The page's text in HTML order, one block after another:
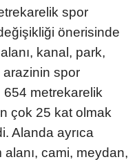
spor
önerisinde
kanal, park,
spor
654 metrekarelik
çok 25 kat olmak
Alanda ayrıca
alanı, cami, meydan,